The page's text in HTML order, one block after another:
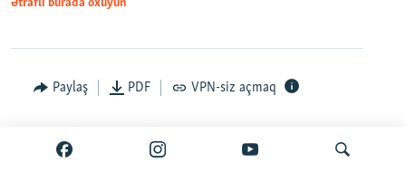
Auto 240p 360p 480p
Ətraflı burada oxuyun
Paylaş PDF VPN-siz açmaq
İyun 25, 2026